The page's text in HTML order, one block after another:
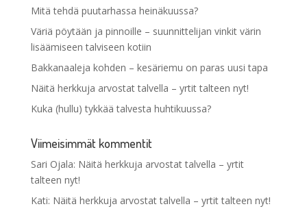
Mitä tehdä puutarhassa heinäkuussa?
Väriä pöytään ja pinnoille – suunnittelijan vinkit värin
lisäämiseen talviseen kotiin
Bakkanaaleja kohden – kesäriemu on paras uusi tapa
Näitä herkkuja arvostat talvella – yrtit talteen nyt!
Kuka (hullu) tykkää talvesta huhtikuussa?
Viimeisimmät kommentit
Sari Ojala: Näitä herkkuja arvostat talvella – yrtit
talteen nyt!
Kati: Näitä herkkuja arvostat talvella – yrtit talteen nyt!